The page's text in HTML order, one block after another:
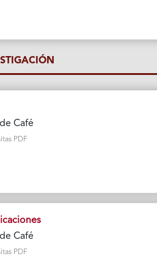
Café
PDF
Café
PDF